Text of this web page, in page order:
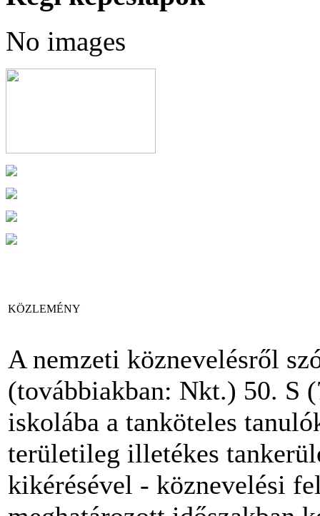
No images
KÖZLEMÉNY
A nemzeti köznevelésről
(továbbiakban: Nkt.) 50. S
iskolába a tanköteles
területileg illetékes
kikérésével - köznevelési